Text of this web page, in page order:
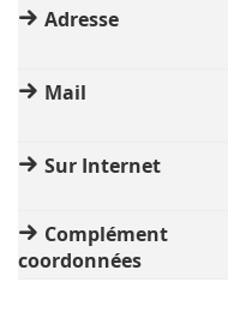
Adresse
Mail
Sur Internet
Complément
coordonnées